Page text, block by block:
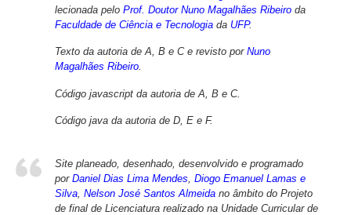
lecionada pelo Prof. Doutor Nuno Magalhães Ribeiro da
Faculdade de Ciência e Tecnologia da UFP.
Texto da autoria de A, B e C e revisto por Nuno
Magalhães Ribeiro.
Código javascript da autoria de A, B e C.
Código java da autoria de D, E e F.
Site planeado, desenhado, desenvolvido e programado
por Daniel Dias Lima Mendes Diogo Emanuel Lamas e
Silva Nelson José Santos Almeida no âmbito do Projeto
de final de Licenciatura realizado na Unidade Curricular de